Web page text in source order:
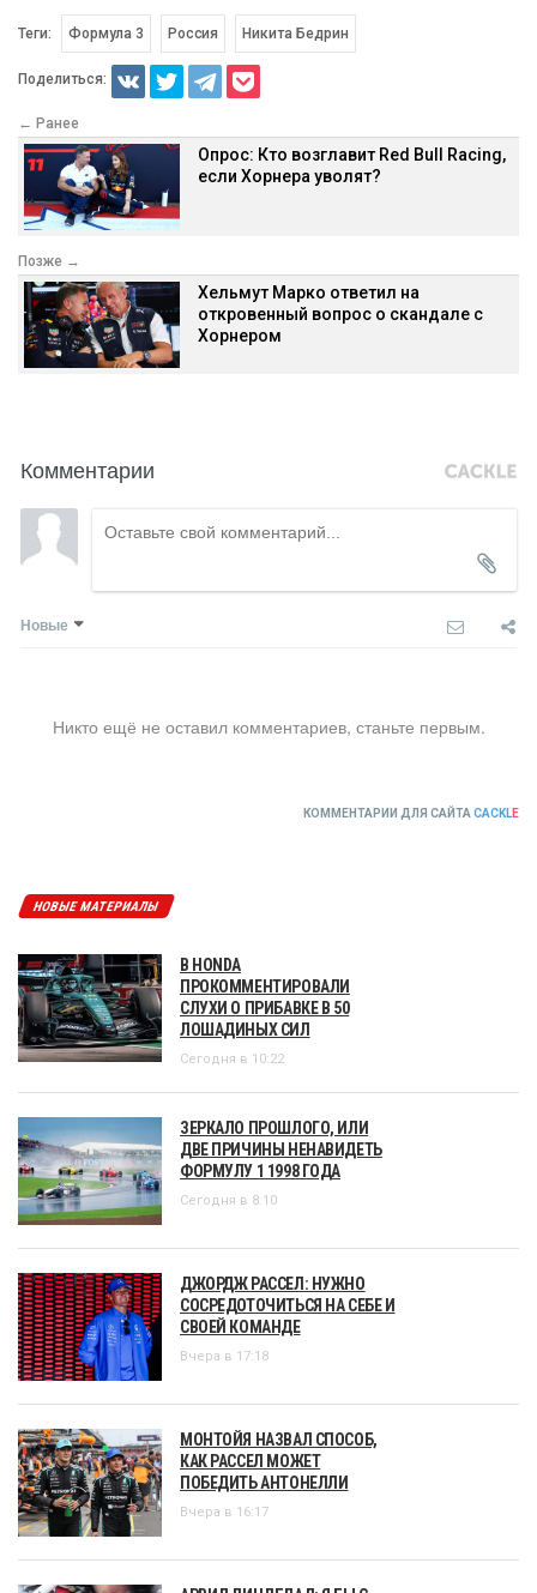
Теги: Формула 3 Россия Никита Бедрин
Поделиться:
← Ранее
Опрос: Кто возглавит Red Bull Racing,
если Хорнера уволят?
Позже →
Хельмут Марко ответил на
откровенный вопрос о скандале с
Хорнером
Комментарии
Новые
Никто ещё не оставил комментариев, станьте первым.
КОММЕНТАРИИ ДЛЯ САЙТА CACKLE
НОВЫЕ МАТЕРИАЛЫ
В HONDA
ПРОКОММЕНТИРОВАЛИ
СЛУХИ О ПРИБАВКЕ В 50
ЛОШАДИНЫХ СИЛ
Сегодня в 10:22
ЗЕРКАЛО ПРОШЛОГО, ИЛИ
ДВЕ ПРИЧИНЫ НЕНАВИДЕТЬ
ФОРМУЛУ 1 1998 ГОДА
Сегодня в 8:10
ДЖОРДЖ РАССЕЛ: НУЖНО
СОСРЕДОТОЧИТЬСЯ НА СЕБЕ И
СВОЕЙ КОМАНДЕ
Вчера в 17:18
МОНТОЙЯ НАЗВАЛ СПОСОБ,
КАК РАССЕЛ МОЖЕТ
ПОБЕДИТЬ АНТОНЕЛЛИ
Вчера в 16:17